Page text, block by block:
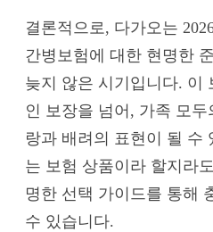
결론적으로, 다가오는
간병보험에 대한 현명한
늦지 않은 시기입니다. 이
인 보장을 넘어, 가족 모
랑과 배려의 표현이 될 수
는 보험 상품이라 할지라
명한 선택 가이드를 통해
수 있습니다.